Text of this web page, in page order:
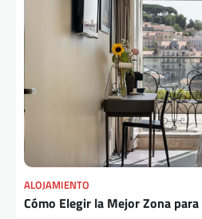
ALOJAMIENTO
Cómo Elegir la Mejor Zona